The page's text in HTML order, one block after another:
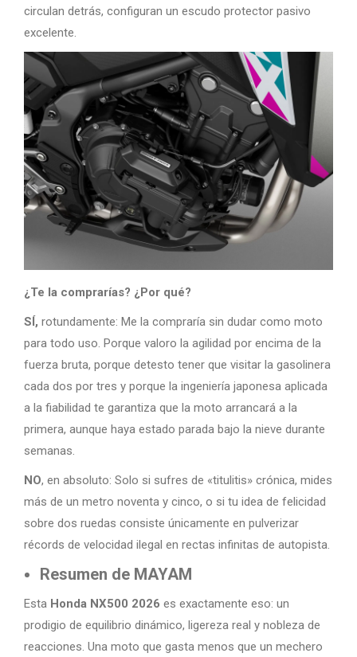
circulan detrás, configuran un escudo protector pasivo
excelente.
¿Te la comprarías? ¿Por qué?
SÍ, rotundamente: Me la compraría sin dudar como moto
para todo uso. Porque valoro la agilidad por encima de la
fuerza bruta, porque detesto tener que visitar la gasolinera
cada dos por tres y porque la ingeniería japonesa aplicada
a la fiabilidad te garantiza que la moto arrancará a la
primera, aunque haya estado parada bajo la nieve durante
semanas.
NO, en absoluto: Solo si sufres de «titulitis» crónica, mides
más de un metro noventa y cinco, o si tu idea de felicidad
sobre dos ruedas consiste únicamente en pulverizar
récords de velocidad ilegal en rectas infinitas de autopista.
Resumen de MAYAM
Esta Honda NX500 2026 es exactamente eso: un
prodigio de equilibrio dinámico, ligereza real y nobleza de
reacciones. Una moto que gasta menos que un mechero